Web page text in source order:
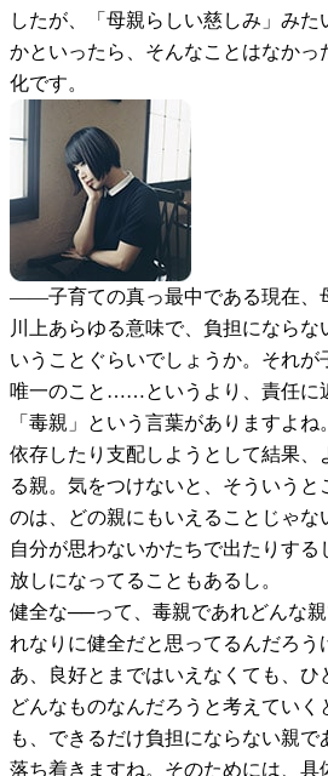
したが、「母親らしい慈しみ」みた
かといったら、そんなことはなかっ
化です。
――子育ての真っ最中である現在、
川上あらゆる意味で、負担にならな
いうことぐらいでしょうか。それが
唯一のこと……というより、責任に
「毒親」という言葉がありますよ
依存したり支配しようとして結果、
る親。気をつけないと、そういうと
のは、どの親にもいえることじゃな
自分が思わないかたちで出たりする
放しになってることもあるし。
健全な──って、毒親であれどんな
れなりに健全だと思ってるんだろう
あ、良好とまではいえなくても、ひ
どんなものなんだろうと考えてい
も、できるだけ負担にならない親で
落ち着きますね。そのためには、具